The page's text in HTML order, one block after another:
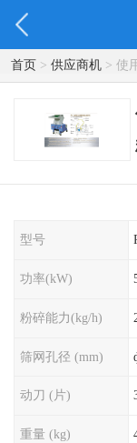
首页> 供应商机> 使
型号
功率(kW)
粉碎能力(kg/h)
筛网孔径 (mm)
动刀 (片)
重量 (kg)